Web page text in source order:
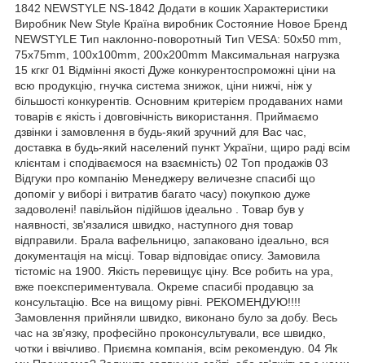
1842 NEWSTYLE NS-1842 Додати в кошик Характеристики
Виробник New Style Країна виробник Состояние Новое Бренд
NEWSTYLE Тип наклонно-поворотный Тип VESA: 50x50 mm,
75x75mm, 100x100mm, 200x200mm Максимальная нагрузка
15 кгкг 01 Відмінні якості Дуже конкурентоспроможні ціни на
всю продукцію, гнучка система знижок, ціни нижчі, ніж у
більшості конкурентів. Основним критерієм продаваних нами
товарів є якість і довговічність використання. Приймаємо
дзвінки і замовлення в будь-який зручний для Вас час,
доставка в будь-який населений пункт України, щиро раді всім
клієнтам і сподіваємося на взаємність) 02 Топ продажів 03
Відгуки про компанію Менеджеру величезне спасибі що
допоміг у виборі і витратив багато часу) покупкою дуже
задоволені! павільйон підійшов ідеально . Товар був у
наявності, зв'язалися швидко, наступного дня товар
відправили. Брала вафельницю, запаковано ідеально, вся
документація на місці. Товар відповідає опису. Замовила
тістоміс на 1900. Якість перевищує ціну. Все робить на ура,
вже поекспериментувала. Окреме спасибі продавцю за
консультацію. Все на вищому рівні. РЕКОМЕНДУЮ!!!!
Замовлення прийняли швидко, виконано було за добу. Весь
час на зв'язку, професійно проконсультували, все швидко,
чотки і ввічливо. Приємна компанія, всім рекомендую. 04 Як